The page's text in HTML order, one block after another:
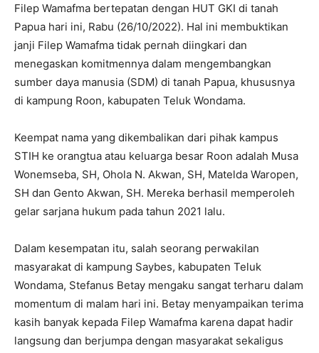
Filep Wamafma bertepatan dengan HUT GKI di tanah
Papua hari ini, Rabu (26/10/2022). Hal ini membuktikan
janji Filep Wamafma tidak pernah diingkari dan
menegaskan komitmennya dalam mengembangkan
sumber daya manusia (SDM) di tanah Papua, khususnya
di kampung Roon, kabupaten Teluk Wondama.
Keempat nama yang dikembalikan dari pihak kampus
STIH ke orangtua atau keluarga besar Roon adalah Musa
Wonemseba, SH, Ohola N. Akwan, SH, Matelda Waropen,
SH dan Gento Akwan, SH. Mereka berhasil memperoleh
gelar sarjana hukum pada tahun 2021 lalu.
Dalam kesempatan itu, salah seorang perwakilan
masyarakat di kampung Saybes, kabupaten Teluk
Wondama, Stefanus Betay mengaku sangat terharu dalam
momentum di malam hari ini. Betay menyampaikan terima
kasih banyak kepada Filep Wamafma karena dapat hadir
langsung dan berjumpa dengan masyarakat sekaligus